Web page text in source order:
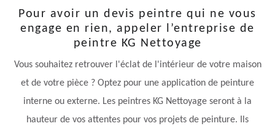
Pour avoir un devis peintre qui ne vous
engage en rien, appeler l’entreprise de
peintre KG Nettoyage
Vous souhaitez retrouver l'éclat de l'intérieur de votre maison
et de votre pièce ? Optez pour une application de peinture
interne ou externe. Les peintres KG Nettoyage seront à la
hauteur de vos attentes pour vos projets de peinture. Ils